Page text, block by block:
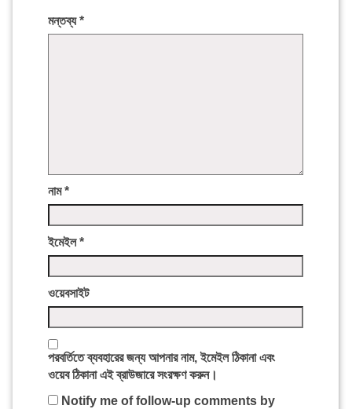
মন্তব্য*
নাম*
ইমেইল*
ওয়েবসাইট
পরবর্তিতে ব্যবহারের জন্য আপনার নাম, ইমেইল ঠিকানা এবং
ওয়েব ঠিকানা এই ব্রাউজারে সংরক্ষণ করুন।
Notify me of follow-up comments by